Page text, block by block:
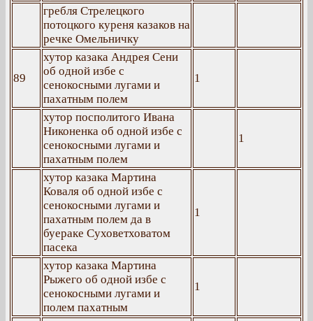
гребля Стрелецкого
потоцкого куреня казаков на
речке Омельничку
89
хутор казака Андрея Сени
об одной избе с
сенокосными лугами и
пахатным полем
1
хутор посполитого Ивана
Никоненка об одной избе с
сенокосными лугами и
пахатным полем
1
хутор казака Мартина
Коваля об одной избе с
сенокосными лугами и
пахатным полем да в
буераке Суховетховатом
пасека
1
хутор казака Мартина
Рыжего об одной избе с
сенокосными лугами и
полем пахатным
1